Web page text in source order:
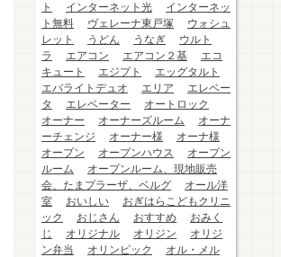
ト
インターネット光
インターネッ
ト無料
ヴェレーナ東戸塚
ウォシュ
レット
うどん うなぎ
ウルト
ラ
エアコン エアコン２基
エコ
キュート
エジプト
エッグタルト
エバライトデュオ
エリア
エレベー
タ
エレベーター
オートロック
オーナー
オーナーズルーム
オーナ
ーチェンジ
オーナー様
オーナ様
オープン
オープンハウス
オープン
ルーム
オープンルーム、現地販売
会、たまプラーザ、ベルグ
オール洋
室
おいしい
おぎはらこどもクリニ
ック
おじさん おすすめ
おみく
じ
オリジナル オリジン
オリジ
ン弁当
オリンピック
オル・メル